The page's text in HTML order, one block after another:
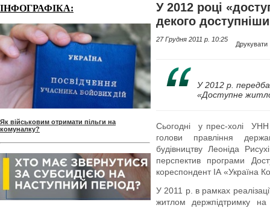
ІНФОГРАФІКА:
Як військовим отримати пільги на
комуналку?
У 2012 році
декого
27 Грудня 2011 p. 10:25
Друкувати
У 2012 р.
«Доступне
Сьогодні у прес-холі
голови правління
будівництву Леоніда
перспектив програми
кореспондент ІА «Україна
У 2011 р. в рамках
житлом держпідтримку на